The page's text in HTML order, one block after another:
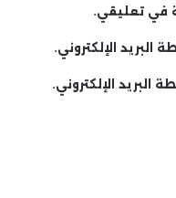
في تعليقي.
الإلكتروني.
البريد الإلكتروني.